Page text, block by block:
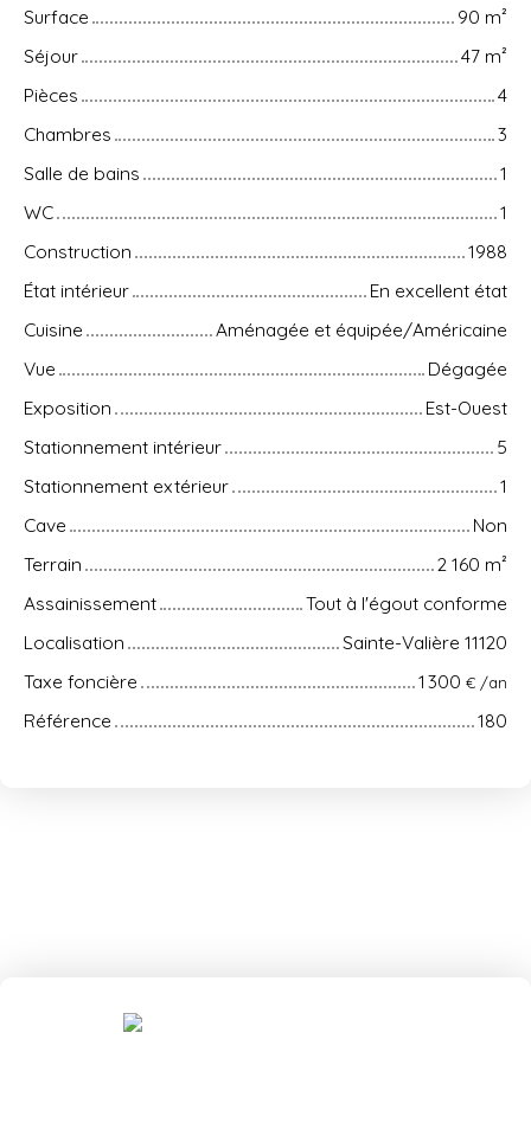
Surface
90 m²
Séjour
47 m²
Pièces
4
Chambres
3
Salle de bains
1
WC
1
Construction
1988
État intérieur
En excellent état
Cuisine
Aménagée et équipée/Américaine
Vue
Dégagée
Exposition
Est-Ouest
Stationnement intérieur
5
Stationnement extérieur
1
Cave
Non
Terrain
2 160 m²
Assainissement
Tout à l'égout conforme
Localisation
Sainte-Valière 11120
Taxe foncière
1 300 € /an
Référence 180